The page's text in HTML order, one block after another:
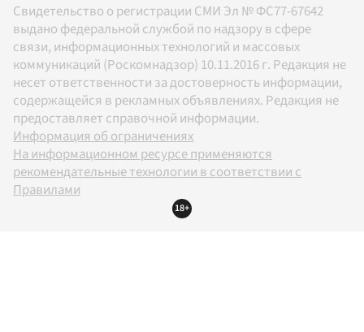
Свидетельство о регистрации СМИ Эл № ФС77-67642
выдано федеральной службой по надзору в сфере
связи, информационных технологий и массовых
коммуникаций (Роскомнадзор) 10.11.2016 г. Редакция не
несет ответственности за достоверность информации,
содержащейся в рекламных объявлениях. Редакция не
предоставляет справочной информации.
Информация об ограничениях
На информационном ресурсе применяются
рекомендательные технологии в соответствии с
Правилами
18+